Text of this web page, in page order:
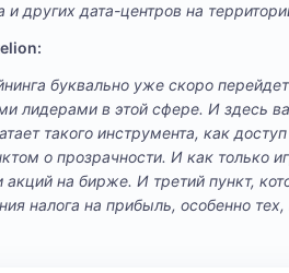
и других дата-центров на
буквально уже скоро
лидерами в этой сфере. И здесь
такого инструмента, как
о прозрачности. И как только
акций на бирже. И третий пункт,
налога на прибыль, особенно